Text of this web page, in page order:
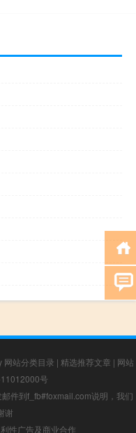
网站分类目录 | 精选推荐文章 | 网站
号
件到f_fb#foxmail.com说明，我们
谢
性广告及商业合作